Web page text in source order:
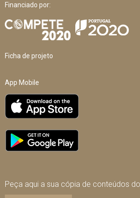
Financiado por:
Ficha de projeto
App Mobile
Peça aqui a sua cópia de conteúdos